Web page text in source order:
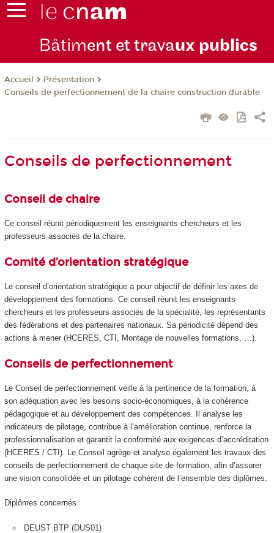
Bâtiment et travaux publics
Accueil
Présentation
Conseils de perfectionnement de la chaire construction durable
Conseils de perfectionnement
Conseil de chaire
Ce conseil réunit périodiquement les enseignants chercheurs et les
professeurs associés de la chaire.
Comité d’orientation stratégique
Le conseil d’orientation stratégique a pour objectif de définir les axes de
développement des formations. Ce conseil réunit les enseignants
chercheurs et les professeurs associés de la spécialité, les représentants
des fédérations et des partenaires nationaux. Sa périodicité dépend des
actions à mener (HCERES, CTI, Montage de nouvelles formations, …).
Conseils de perfectionnement
Le Conseil de perfectionnement veille à la pertinence de la formation, à
son adéquation avec les besoins socio‑économiques, à la cohérence
pédagogique et au développement des compétences. Il analyse les
indicateurs de pilotage, contribue à l’amélioration continue, renforce la
professionnalisation et garantit la conformité aux exigences d’accréditation
(HCERES / CTI). Le Conseil agrège et analyse également les travaux des
conseils de perfectionnement de chaque site de formation, afin d’assurer
une vision consolidée et un pilotage cohérent de l’ensemble des diplômes.
Diplômes concernés
DEUST BTP (DUS01)